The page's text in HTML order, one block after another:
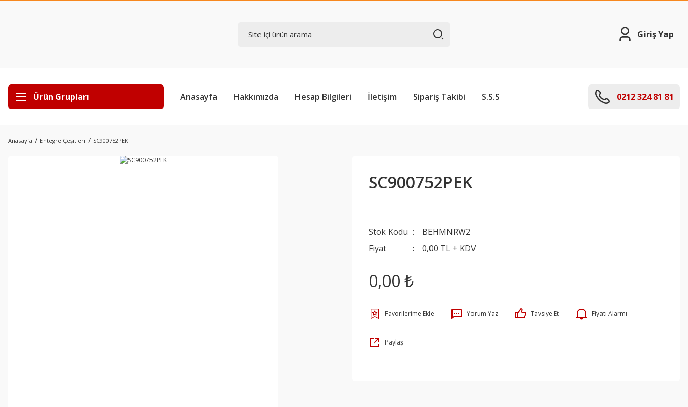
Giriş Yap
Ürün Grupları Anasayfa Hakkımızda Hesap Bilgileri İletişim Sipariş Takibi S.S.S 0212 324 81 81
Anasayfa Entegre Çeşitleri SC900752PEK
SC900752PEK
Stok Kodu
BEHMNRW2
Fiyat
0,00 TL + KDV
0,00 ₺
Yorum Yaz Tavsiye Et Fiyatı Alarmı
Paylaş